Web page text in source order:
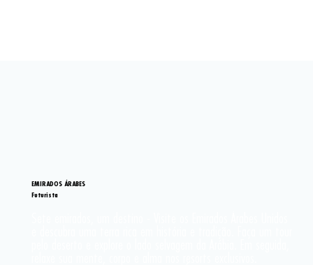
EMIRADOS ÁRABES
Futurista